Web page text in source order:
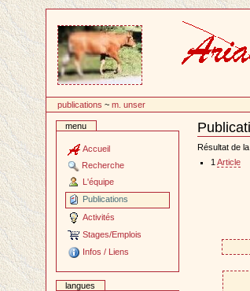
contenu
publications ~m. unser
menu
Accueil
Recherche
L'équipe
Publications
Activités
Stages/Emplois
Infos / Liens
langues
Document
Actions
Résultat de
1 Article